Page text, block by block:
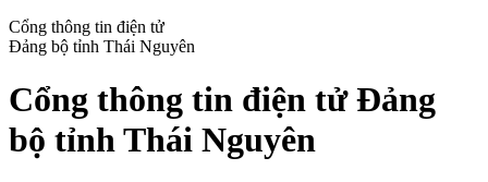
Cổng thông tin điện tử
Đảng bộ tỉnh Thái Nguyên
Cổng thông tin điện tử Đảng
bộ tỉnh Thái Nguyên